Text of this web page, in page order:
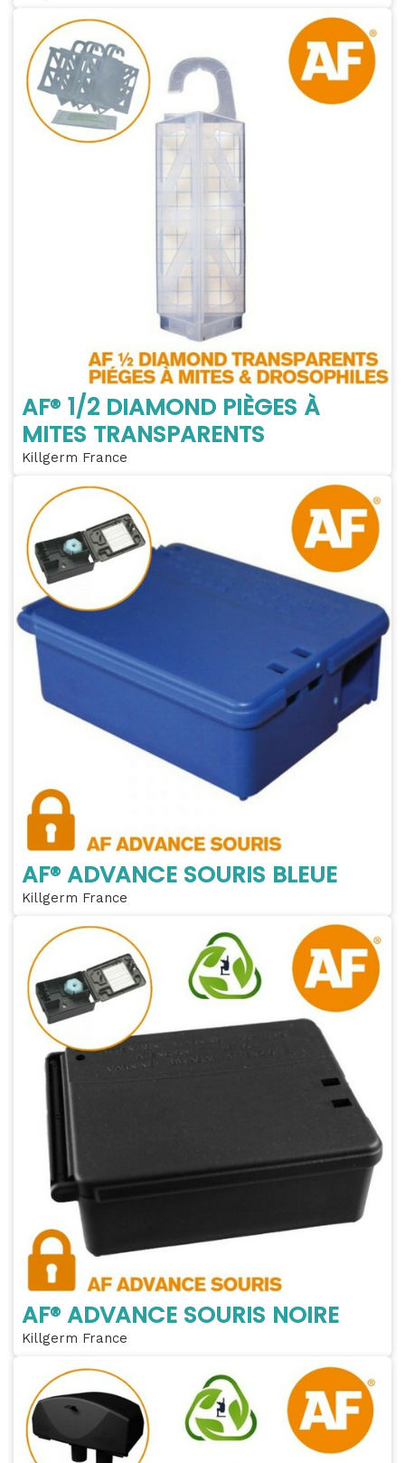
AF® 1/2 DIAMOND PIÈGES À
MITES TRANSPARENTS
Killgerm France
AF® ADVANCE SOURIS BLEUE
Killgerm France
AF® ADVANCE SOURIS NOIRE
Killgerm France